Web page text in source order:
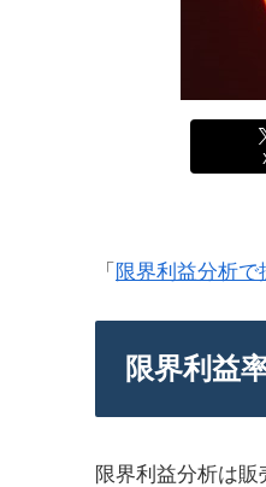
「 限界利益分析
限界利益
限界利益分析は販